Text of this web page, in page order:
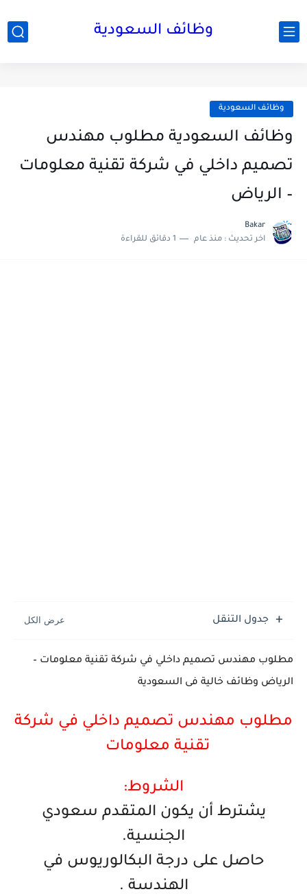
وظائف السعودية
وظائف السعودية
وظائف السعودية مطلوب مهندس
تصميم داخلي في شركة تقنية معلومات
– الرياض
Bakar
اخر تحديث : منذ عام 1 دقائق للقراءة
جدول التنقل
مطلوب مهندس تصميم داخلي في شركة تقنية معلومات –
الرياض وظائف خالية فى السعودية
مطلوب مهندس تصميم داخلي في شركة
تقنية معلومات
الشروط:
‏يشترط أن يكون المتقدم سعودي
الجنسية.
‏حاصل على درجة البكالوريوس في
الهندسة .